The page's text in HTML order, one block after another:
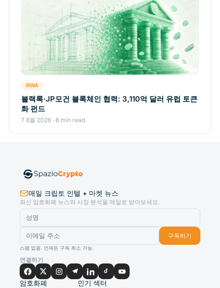
RWA
블랙록·JP모건 블록체인 협력: 3,110억 달러 유럽 토큰
화 펀드
7 8월 2026 · 8 min read
매일 크립토 인텔 + 마켓 뉴스
최신 암호화폐 뉴스와 시장 분석을 메일로 받아보세요.
구독하기
스팸 없음. 언제든 구독 취소 가능.
연결하기
암호화폐 인기 섹터